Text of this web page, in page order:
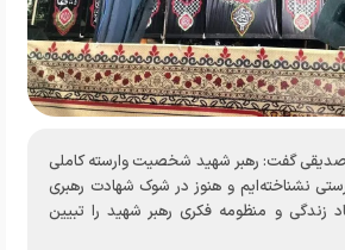
گفت: رهبر شهید شخصیت وارسته کاملی
نشناخته‌ایم و هنوز در شوک شهادت رهبری
زندگی و منظومه فکری رهبر شهید را تبیین